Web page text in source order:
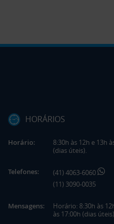
HORÁRIOS
Horário:
8:30h às 12h e 13h
(dias úteis).
Telefones:
(41) 4063-6060
(11) 3090-0035
Mensagens:
Horário: 8:30h às
às 17:00h (dias